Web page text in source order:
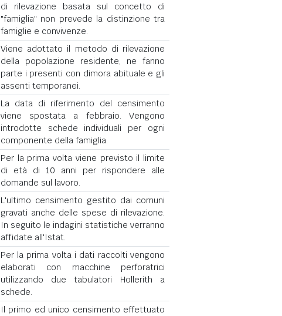
di rilevazione basata sul concetto di
"famiglia" non prevede la distinzione tra
famiglie e convivenze.
Viene adottato il metodo di rilevazione
della popolazione residente, ne fanno
parte i presenti con dimora abituale e gli
assenti temporanei.
La data di riferimento del censimento
viene spostata a febbraio. Vengono
introdotte schede individuali per ogni
componente della famiglia.
Per la prima volta viene previsto il limite
di età di 10 anni per rispondere alle
domande sul lavoro.
L'ultimo censimento gestito dai comuni
gravati anche delle spese di rilevazione.
In seguito le indagini statistiche verranno
affidate all'Istat.
Per la prima volta i dati raccolti vengono
elaborati con macchine perforatrici
utilizzando due tabulatori Hollerith a
schede.
Il primo ed unico censimento effettuato